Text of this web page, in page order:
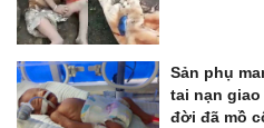
Sản phụ
tai nạn
đời đã mồ